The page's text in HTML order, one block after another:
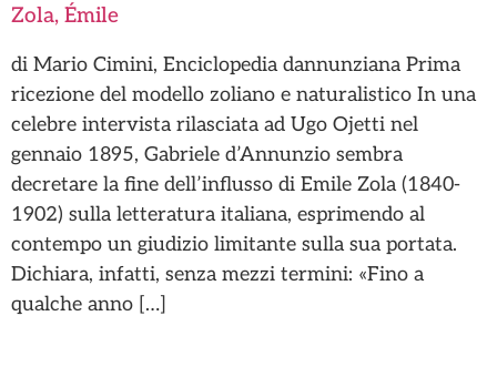
Zola, Émile
di Mario Cimini, Enciclopedia dannunziana Prima
ricezione del modello zoliano e naturalistico In una
celebre intervista rilasciata ad Ugo Ojetti nel
gennaio 1895, Gabriele d’Annunzio sembra
decretare la fine dell’influsso di Emile Zola (1840-
1902) sulla letteratura italiana, esprimendo al
contempo un giudizio limitante sulla sua portata.
Dichiara, infatti, senza mezzi termini: «Fino a
qualche anno […]